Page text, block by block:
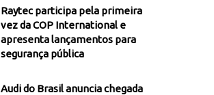
Raytec participa pela primeira
vez da COP International e
apresenta lançamentos para
segurança pública
Audi do Brasil anuncia chegada